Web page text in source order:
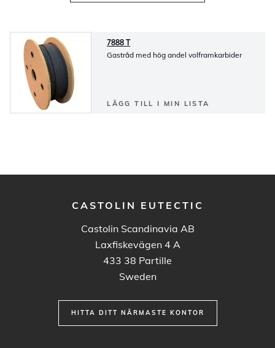
7888 T
Gastråd med hög andel volframkarbider
LÄGG TILL I MIN LISTA
CASTOLIN EUTECTIC
Castolin Scandinavia AB
Laxfiskevägen 4 A
433 38 Partille
Sweden
HITTA DITT NÄRMASTE KONTOR